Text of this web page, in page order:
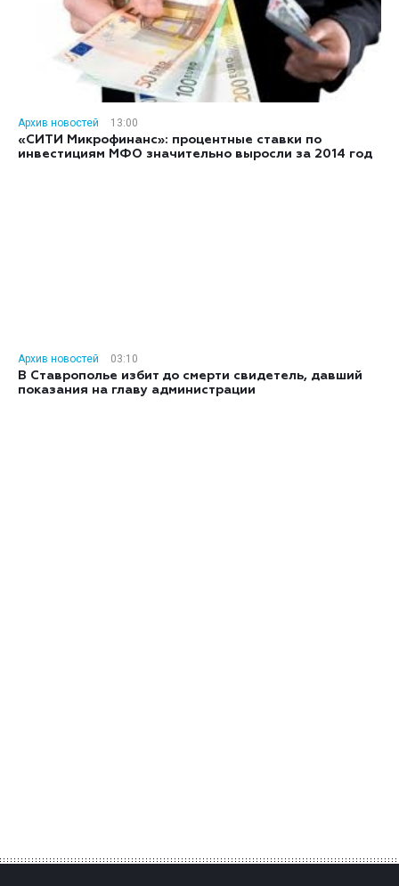
Архив новостей
13:00
«СИТИ Микрофинанс»: процентные ставки по
инвестициям МФО значительно выросли за 2014 год
Архив новостей
03:10
В Ставрополье избит до смерти свидетель, давший
показания на главу администрации